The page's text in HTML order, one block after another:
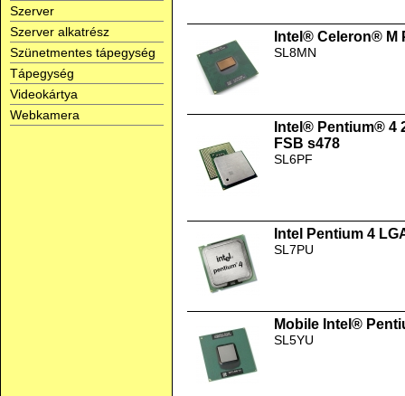
Szerver
Szerver alkatrész
Szünetmentes tápegység
Tápegység
Videokártya
Webkamera
Intel® Celeron® M
SL8MN
Intel® Pentium® 4
FSB s478
SL6PF
Intel Pentium 4
SL7PU
Mobile Intel®
SL5YU